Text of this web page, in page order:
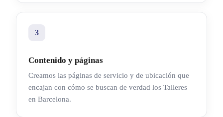
3
Contenido y páginas
Creamos las páginas de servicio y de ubicación que
encajan con cómo se buscan de verdad los Talleres
en Barcelona.